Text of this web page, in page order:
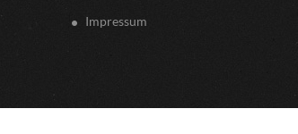
Impressum